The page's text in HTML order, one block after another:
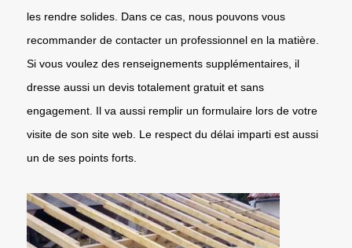
les rendre solides. Dans ce cas, nous pouvons vous
recommander de contacter un professionnel en la matière.
Si vous voulez des renseignements supplémentaires, il
dresse aussi un devis totalement gratuit et sans
engagement. Il va aussi remplir un formulaire lors de votre
visite de son site web. Le respect du délai imparti est aussi
un de ses points forts.